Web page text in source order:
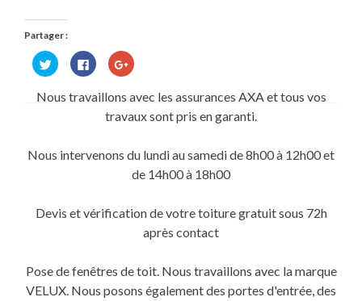
Partager :
Cliquez
pour
partager
Twitter(ouvre
Cliquez
pour
partager
sur
Facebook(ouvre
dans
une
Cliquez
pour
Google+
dans
fenêtre)
Nous travaillons avec les assurances AXA et tous vos
travaux sont pris en garanti.
Nous intervenons du lundi au samedi de 8h00 à 12h00 et
de 14h00 à 18h00
Devis et vérification de votre toiture gratuit sous 72h
après contact
Pose de fenêtres de toit. Nous travaillons avec la marque
VELUX. Nous posons également des portes d'entrée, des